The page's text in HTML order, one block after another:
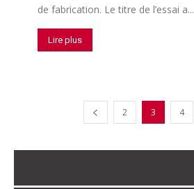
de fabrication. Le titre de l’essai a...
Lire plus
2 3 4